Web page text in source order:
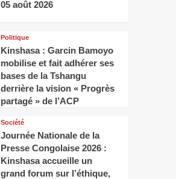
05 août 2026
Politique
Kinshasa : Garcin Bamoyo
mobilise et fait adhérer ses
bases de la Tshangu
derrière la vision « Progrès
partagé » de l’ACP
Société
Journée Nationale de la
Presse Congolaise 2026 :
Kinshasa accueille un
grand forum sur l’éthique,